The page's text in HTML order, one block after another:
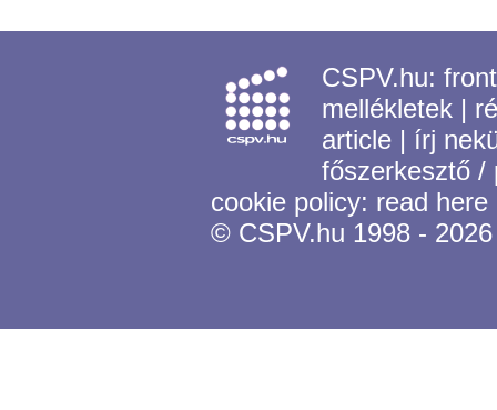
CSPV.hu:
mellékletek |
article | írj
főszerkesztő
cookie policy: read here
© CSPV.hu 1998 - 2026